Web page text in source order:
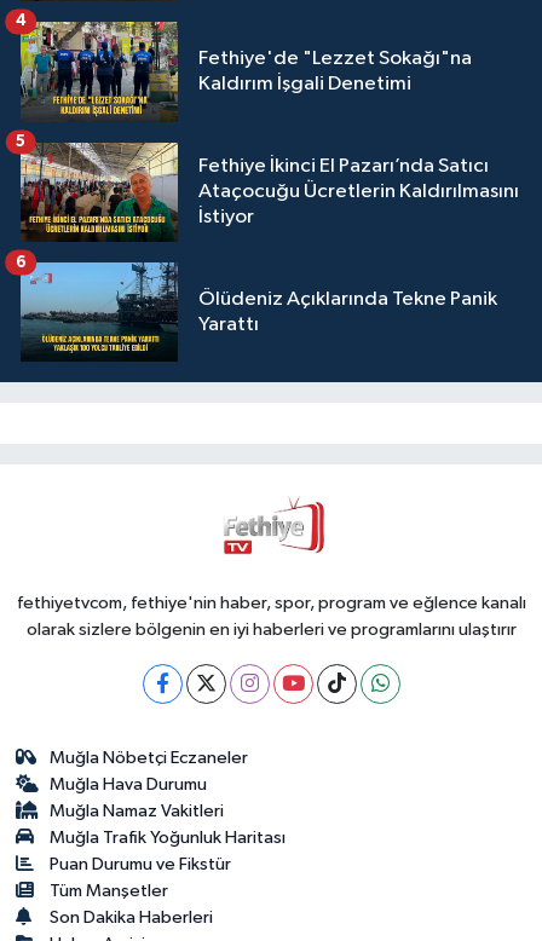
Fethiye'de "Lezzet Sokağı"na
Kaldırım İşgali Denetimi
4
Fethiye İkinci El Pazarı’nda Satıcı
Ataçocuğu Ücretlerin Kaldırılmasını
İstiyor
5
Ölüdeniz Açıklarında Tekne Panik
Yarattı
6
fethiyetvcom, fethiye'nin haber, spor, program ve eğlence kanalı
olarak sizlere bölgenin en iyi haberleri ve programlarını ulaştırır
Muğla Nöbetçi Eczaneler
Muğla Hava Durumu
Muğla Namaz Vakitleri
Muğla Trafik Yoğunluk Haritası
Puan Durumu ve Fikstür
Tüm Manşetler
Son Dakika Haberleri